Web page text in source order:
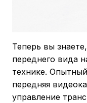
Теперь вы
переднего вида
технике.
передняя
управление